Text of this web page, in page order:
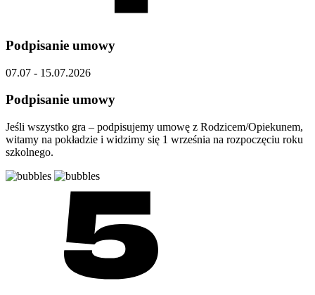
Podpisanie umowy
07.07 - 15.07.2026
Podpisanie umowy
Jeśli wszystko gra – podpisujemy umowę z Rodzicem/Opiekunem,
witamy na pokładzie i widzimy się 1 września na rozpoczęciu roku
szkolnego.